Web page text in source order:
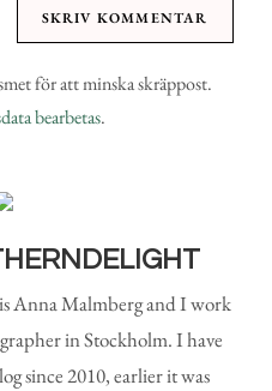
för att minska skräppost.
bearbetas.
Anna Malmberg and I work
in Stockholm. I have
since 2010, earlier it was